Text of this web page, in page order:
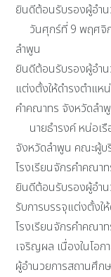
ยินดีต้อนรับรองผู้อำ
วันศุกร์ที่ 9 พฤศจิก
ลำพูน
ยินดีต้อนรับรองผู้อำน
แต่งตั้งให้ดำรงตำแห
คำคณาทร จังหวัดลำ
นายธำรงค์ หน่อเรื
จังหวัดลำพูน คณะผู้บ
โรงเรียนจักรคำคณา
ยินดีต้อนรับรองผู้อำน
รับการบรรจุแต่งตั้งใ
โรงเรียนจักรคำคณา
เจริญผล เนื่องในโอ
ผู้อำนวยการสถานศึก